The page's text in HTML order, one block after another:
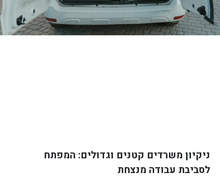
ניקיון משרדים קטנים וגדולים: המפתח
לסביבת עבודה מנצחת